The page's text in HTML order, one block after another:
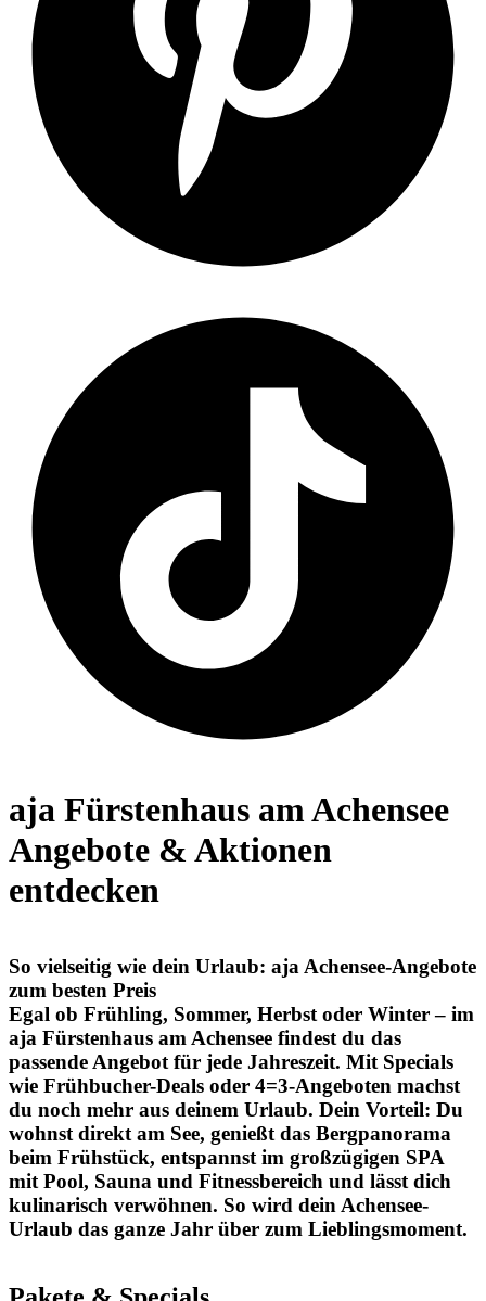
aja Fürstenhaus am Achensee
Angebote & Aktionen
entdecken
So vielseitig wie dein Urlaub: aja Achensee-Angebote
zum besten Preis
Egal ob Frühling, Sommer, Herbst oder Winter – im
aja Fürstenhaus am Achensee findest du das
passende Angebot für jede Jahreszeit. Mit Specials
wie Frühbucher-Deals oder 4=3-Angeboten machst
du noch mehr aus deinem Urlaub. Dein Vorteil: Du
wohnst direkt am See, genießt das Bergpanorama
beim Frühstück, entspannst im großzügigen SPA
mit Pool, Sauna und Fitnessbereich und lässt dich
kulinarisch verwöhnen. So wird dein Achensee-
Urlaub das ganze Jahr über zum Lieblingsmoment.